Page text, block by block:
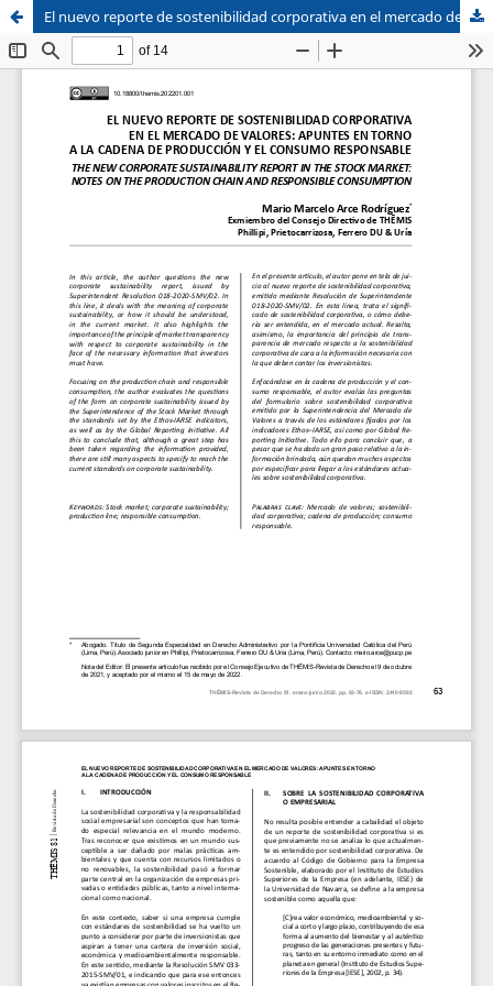
Sistema de
Bibliotecas
Facultad de
Derecho
El nuevo reporte de sostenibilidad corporativa en el mercado de valores: Apuntes en torno a la cadena de producción y el consumo responsable